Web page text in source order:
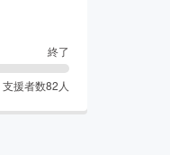
終了
支援者数82 人